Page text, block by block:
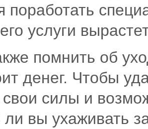
поработать
услуги
помнить об
денег. Чтобы
свои силы и
вы ухаживать